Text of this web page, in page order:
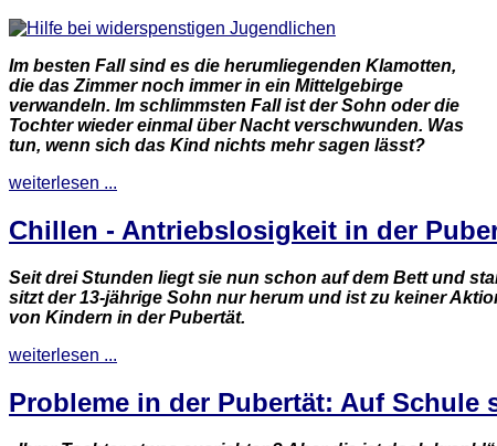
Im besten Fall sind es die herumliegenden Klamotten,
die das Zimmer noch immer in ein Mittelgebirge
verwandeln. Im schlimmsten Fall ist der Sohn oder die
Tochter wieder einmal über Nacht verschwunden. Was
tun, wenn sich das Kind nichts mehr sagen lässt?
weiterlesen ...
Chillen - Antriebslosigkeit in der
Seit drei Stunden liegt sie nun schon auf dem Bett und
sitzt der 13-jährige Sohn nur herum und ist zu keiner
von Kindern in der Pubertät.
weiterlesen ...
Probleme in der Pubertät: Auf Schule